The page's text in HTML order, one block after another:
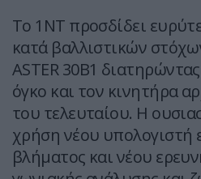
Το 1ΝΤ προσδίδει
κατά βαλλιστικών
ASTER 30B1
όγκο και τον κινητήρα
του τελευταίου. H
χρήση νέου υπολογιστή
βλήματος και νέου